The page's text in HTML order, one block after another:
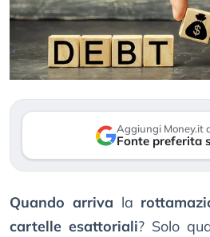
Aggiungi Money.it
Fonte preferita
Quando arriva la
cartelle esattoriali? Solo